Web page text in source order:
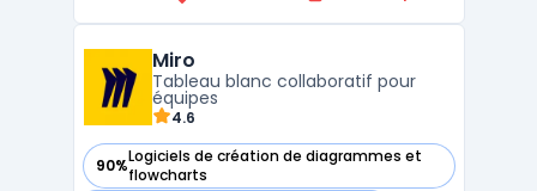
aux activités en temps réel depuis leur
téléphone mobile ...
Miro
Tableau blanc collaboratif pour
équipes
4.6
90%Logiciels de création de diagrammes et
flowcharts
— voir Miro dans cette catégorie